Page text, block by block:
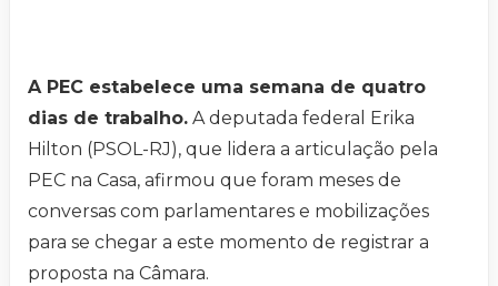
A PEC estabelece uma semana de quatro
dias de trabalho. A deputada federal Erika
Hilton (PSOL-RJ), que lidera a articulação pela
PEC na Casa, afirmou que foram meses de
conversas com parlamentares e mobilizações
para se chegar a este momento de registrar a
proposta na Câmara.